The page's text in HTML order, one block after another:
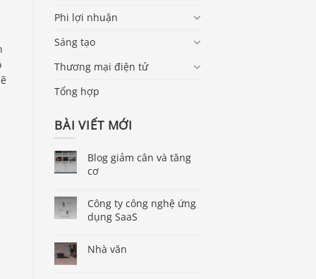
Phi lợi nhuận
Sáng tạo
Thương mại điện tử
Tổng hợp
BÀI VIẾT MỚI
Blog giảm cân và tăng
cơ
Công ty công nghệ ứng
dụng SaaS
Nhà văn